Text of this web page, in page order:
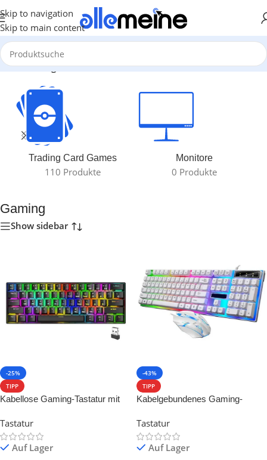
Skip to navigation
Skip to main content
Start/Gaming
Trading Card Games
110 Produkte
Monitore
0 Produkte
Gaming
Show sidebar
-25%
TIPP
Kabellose Gaming-Tastatur mit
Tastatur
Auf Lager
-43%
TIPP
Kabelgebundenes Gaming-
Tastatur
Auf Lager